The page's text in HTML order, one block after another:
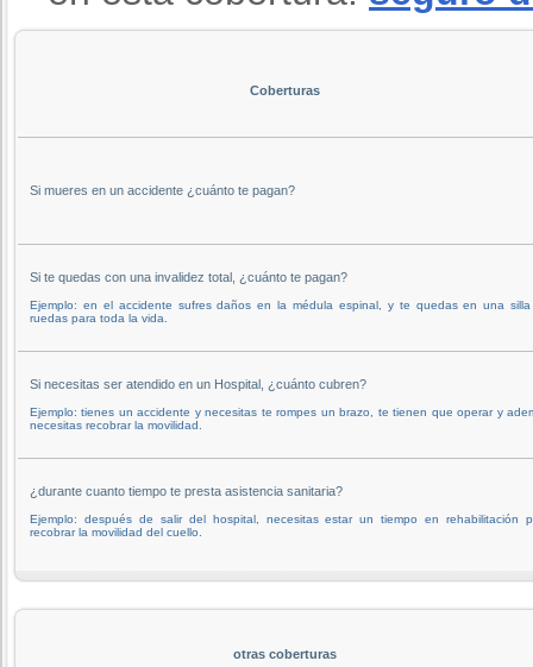
Coberturas
Si mueres en un accidente ¿cuánto te pagan?
Si te quedas con una invalidez total, ¿cuánto te pagan?
Ejemplo: en el accidente sufres daños en la médula espinal, y te quedas en una
ruedas para toda la vida.
Si necesitas ser atendido en un Hospital, ¿cuánto cubren?
Ejemplo: tienes un accidente y necesitas te rompes un brazo, te tienen que operar y
necesitas recobrar la movilidad.
¿durante cuanto tiempo te presta asistencia sanitaria?
Ejemplo: después de salir del hospital, necesitas estar un tiempo en rehabilitación
recobrar la movilidad del cuello.
otras coberturas